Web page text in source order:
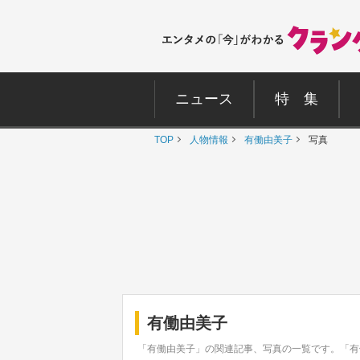
ニュース 特 集
TOP 人物情報 有働由美子 写真
有働由美子
「有働由美子」の関連記事、写真の一覧です。「